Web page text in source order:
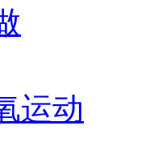
运动